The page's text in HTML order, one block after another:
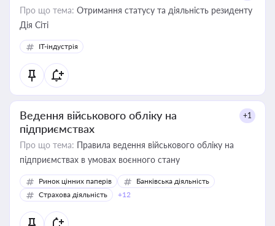
Про що тема: Отримання статусу та діяльність резиденту
Дія Сіті
IT-індустрія
Ведення військового обліку на
підприємствах
+1
Про що тема: Правила ведення військового обліку на
підприємствах в умовах воєнного стану
Ринок цінних паперів
Банківська діяльність
Страхова діяльність
+12